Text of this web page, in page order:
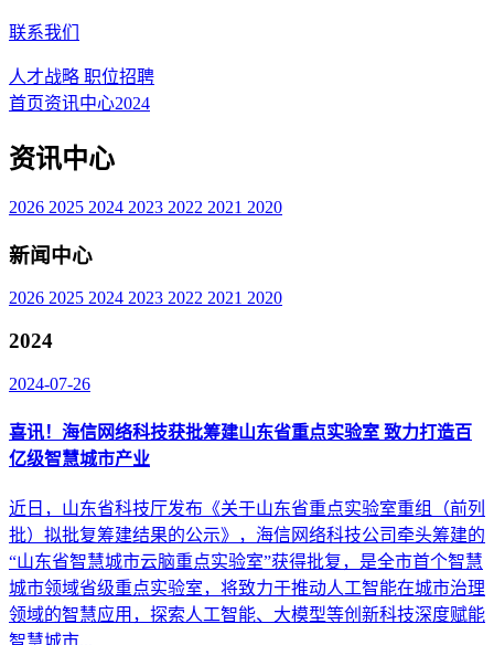
联系我们
人才战略 职位招聘
首页资讯中心2024
资讯中心
2026 2025 2024 2023 2022 2021 2020
新闻中心
2026 2025 2024 2023 2022 2021 2020
2024
2024-07-26
喜讯！海信网络科技获批筹建山东省重点实验室 致力打造百
亿级智慧城市产业
近日，山东省科技厅发布《关于山东省重点实验室重组（前列
批）拟批复筹建结果的公示》，海信网络科技公司牵头筹建的
“山东省智慧城市云脑重点实验室”获得批复，是全市首个智慧
城市领域省级重点实验室，将致力于推动人工智能在城市治理
领域的智慧应用，探索人工智能、大模型等创新科技深度赋能